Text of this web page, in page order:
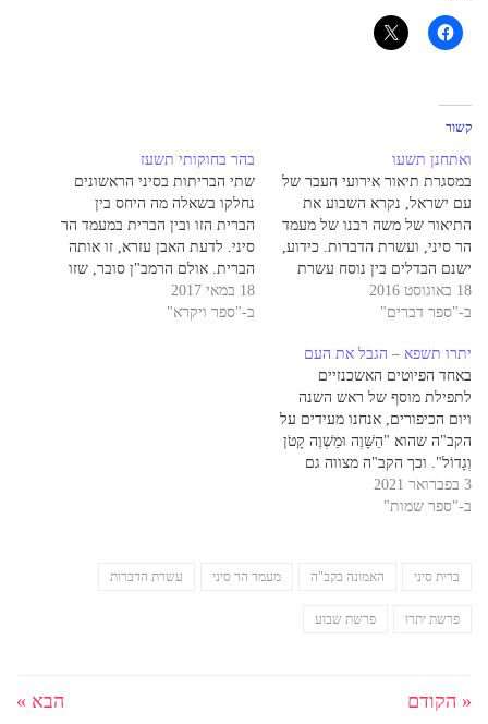
קשור
ואתחנן תשעו
במסגרת תיאור אירועי העבר של
עם ישראל, נקרא השבוע את
התיאור של משה רבנו של מעמד
הר סיני, ועשרת הדברות. כידוע,
ישנם הבדלים בין נוסח עשרת
הדברות המופיע בפרשת יתרו,
ובין זה המופיע בפרשתנו. אחד
התורה מצווה אותנו ’זכור את יום
השבת לקדשו‘. ואילו בפרשתנו
נאמר…
18 באוגוסט 2016
ב-"ספר דברים"
בהר בחוקותי תשעז
שתי הבריתות בסיני הראשונים
נחלקו בשאלה מה היחס בין
הברית הזו ובין הברית במעמד הר
סיני. לדעת האבן עזרא, זו אותה
הברית. אולם הרמב"ן סובר, שזו
ברית שניה, שנחתמה בהר סיני
בין הקב"ה ובין משה, במעמד
18 במאי 2017
ב-"ספר ויקרא"
יתרו תשפא – הגבל את העם
באחד הפיוטים האשכנזיים
לתפילת מוסף של ראש השנה
ויום הכיפורים, אנחנו מעידים על
הקב"ה שהוא "הַשָּׁוֶה וּמַשְׁוֶה קָטֹן
וְגָדוֹל". וכך הקב"ה מצווה גם
אותנו "לא תכירו פנים במשפט,
כקטן כגדול תשמעו" "ודל לא
אבל בפרשתנו, אנחנו מוצאים
3 בפברואר 2021
ב-"ספר שמות"
ברית סיני האמונה בקב"ה מעמד הר סיני עשרת הדברות
פרשת יתרו פרשת שבוע
« הקודם הבא »